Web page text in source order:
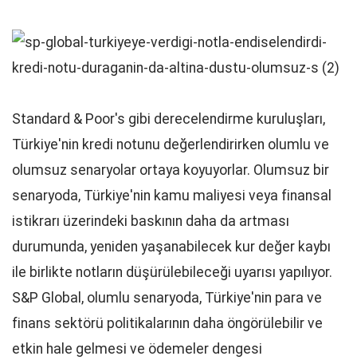
Standard & Poor's gibi derecelendirme kuruluşları,
Türkiye'nin kredi notunu değerlendirirken olumlu ve
olumsuz senaryolar ortaya koyuyorlar. Olumsuz bir
senaryoda, Türkiye'nin kamu maliyesi veya finansal
istikrarı üzerindeki baskının daha da artması
durumunda, yeniden yaşanabilecek kur değer kaybı
ile birlikte notların düşürülebileceği uyarısı yapılıyor.
S&P Global, olumlu senaryoda, Türkiye'nin para ve
finans sektörü politikalarının daha öngörülebilir ve
etkin hale gelmesi ve ödemeler dengesi